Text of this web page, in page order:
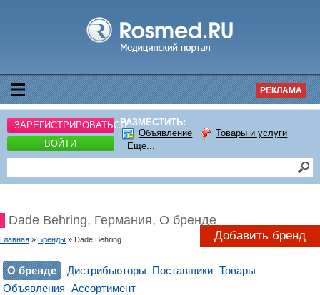
РЕКЛАМА
ЗАРЕГИСТРИРОВАТЬСЯ
ВОЙТИ
РАЗМЕСТИТЬ:
Объявление
Товары и услуги
Еще...
Dade Behring, Германия, О бренде
Главная » Бренды » Dade Behring Добавить бренд
О бренде Дистрибьюторы Поставщики Товары
Объявления Ассортимент